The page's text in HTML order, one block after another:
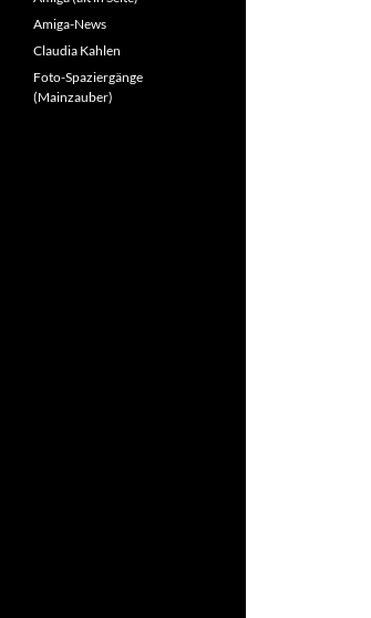
Amiga-News
Claudia Kahlen
Foto-Spaziergänge
(Mainzauber)